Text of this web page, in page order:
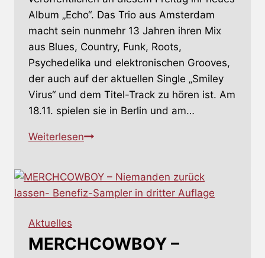
Album „Echo“. Das Trio aus Amsterdam
macht sein nunmehr 13 Jahren ihren Mix
aus Blues, Country, Funk, Roots,
Psychedelika und elektronischen Grooves,
der auch auf der aktuellen Single „Smiley
Virus“ und dem Titel-Track zu hören ist. Am
18.11. spielen sie in Berlin und am…
WeiterlesenMY
Neues
aus
Aktuelles
MERCHCOWBOY –